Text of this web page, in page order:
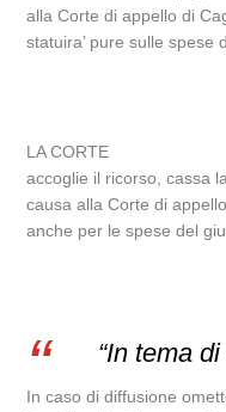
alla Corte di appello di
statuira’ pure sulle spese
LA CORTE
accoglie il ricorso, cassa
causa alla Corte di
anche per le spese del
“In tema
In caso di diffusione